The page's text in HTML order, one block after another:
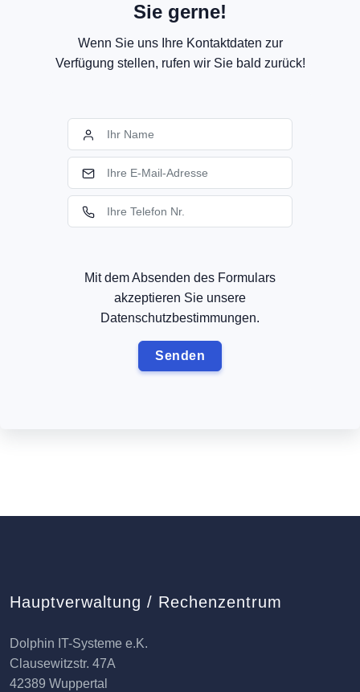
Sie gerne!
Wenn Sie uns Ihre Kontaktdaten zur
Verfügung stellen, rufen wir Sie bald zurück!
Mit dem Absenden des Formulars
akzeptieren Sie unsere
Datenschutzbestimmungen.
Hauptverwaltung / Rechenzentrum
Dolphin IT-Systeme e.K.
Clausewitzstr. 47A
42389 Wuppertal